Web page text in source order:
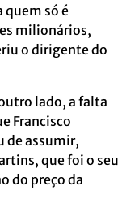
quem só é
milionários,
o dirigente do
lado, a falta
Francisco
de assumir,
que foi o seu
do preço da